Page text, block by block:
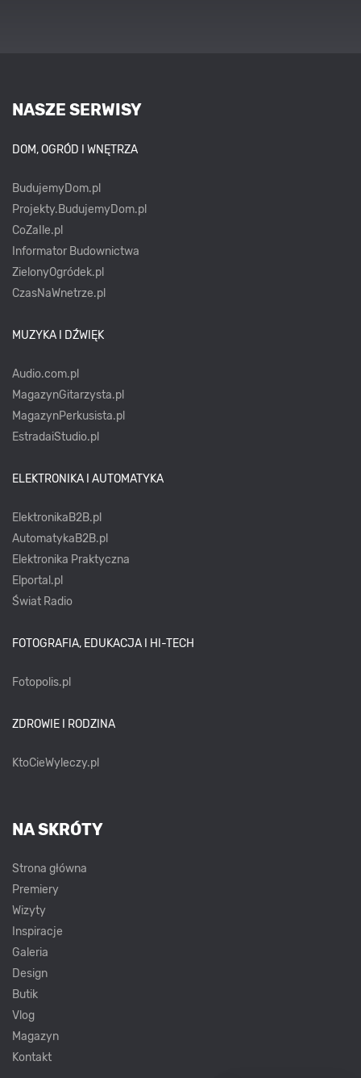
NASZE SERWISY
DOM, OGRÓD I WNĘTRZA
BudujemyDom.pl
Projekty.BudujemyDom.pl
CoZaIle.pl
Informator Budownictwa
ZielonyOgródek.pl
CzasNaWnetrze.pl
MUZYKA I DŹWIĘK
Audio.com.pl
MagazynGitarzysta.pl
MagazynPerkusista.pl
EstradaiStudio.pl
ELEKTRONIKA I AUTOMATYKA
ElektronikaB2B.pl
AutomatykaB2B.pl
Elektronika Praktyczna
Elportal.pl
Świat Radio
FOTOGRAFIA, EDUKACJA I HI-TECH
Fotopolis.pl
ZDROWIE I RODZINA
KtoCieWyleczy.pl
NA SKRÓTY
Strona główna
Premiery
Wizyty
Inspiracje
Galeria
Design
Butik
Vlog
Magazyn
Kontakt